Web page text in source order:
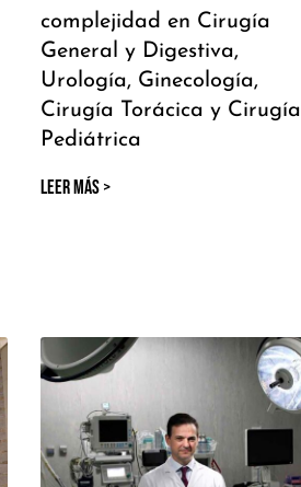
complejidad en Cirugía
General y Digestiva,
Urología, Ginecología,
Cirugía Torácica y Cirugía
Pediátrica
LEER MÁS >